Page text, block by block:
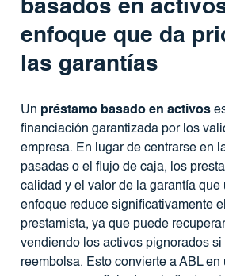
basados ​​en
enfoque que da
las garantías
Un préstamo basado en activos
financiación garantizada por los
empresa. En lugar de centrarse en
pasadas o el flujo de caja, los
calidad y el valor de la garantía que
enfoque reduce significativamente
prestamista, ya que puede
vendiendo los activos pignorados si
reembolsa. Esto convierte a ABL